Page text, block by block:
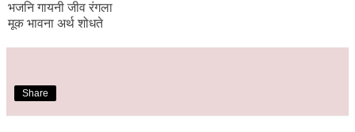
भजनि गायनी जीव रंगला
मूक भावना अर्थ शोधते
Share